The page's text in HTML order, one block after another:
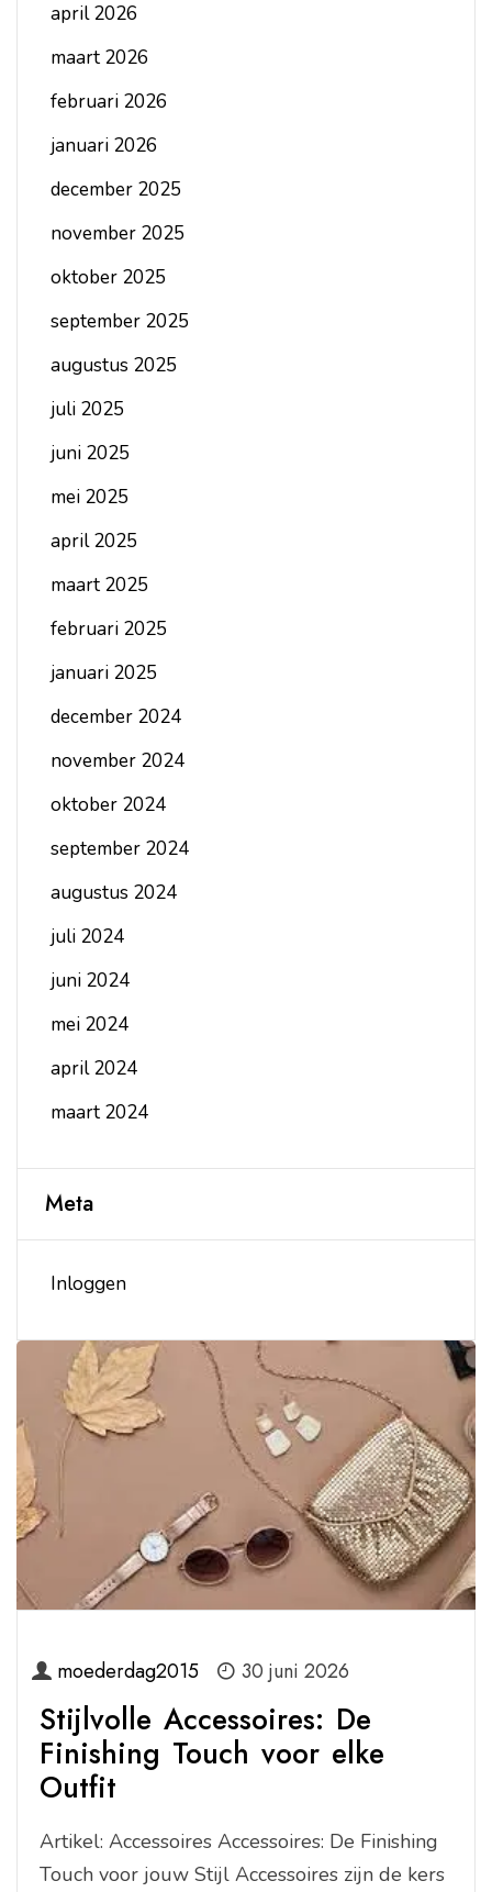
moederdag2015 30 juni 2026
Stijlvolle Accessoires: De
Finishing Touch voor elke
Outfit
Artikel: Accessoires Accessoires: De Finishing
Touch voor jouw Stijl Accessoires zijn de kers
april 2026
maart 2026
februari 2026
januari 2026
december 2025
november 2025
oktober 2025
september 2025
augustus 2025
juli 2025
juni 2025
mei 2025
april 2025
maart 2025
februari 2025
januari 2025
december 2024
november 2024
oktober 2024
september 2024
augustus 2024
juli 2024
juni 2024
mei 2024
april 2024
maart 2024
Meta
Inloggen